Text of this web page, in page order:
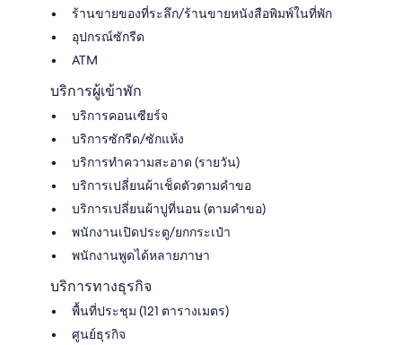
ร้านขายของที่ระลึก/ร้านขายหนังสือพิมพ์ในที่พัก
อุปกรณ์ซักรีด
ATM
บริการผู้เข้าพัก
บริการคอนเซียร์จ
บริการซักรีด/ซักแห้ง
บริการทำความสะอาด (รายวัน)
บริการเปลี่ยนผ้าเช็ดตัวตามคำขอ
บริการเปลี่ยนผ้าปูที่นอน (ตามคำขอ)
พนักงานเปิดประตู/ยกกระเป๋า
พนักงานพูดได้หลายภาษา
บริการทางธุรกิจ
พื้นที่ประชุม (121 ตารางเมตร)
ศูนย์ธุรกิจ